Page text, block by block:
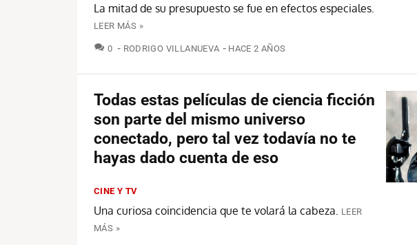
La mitad de su presupuesto se fue en efectos especiales.
LEER MÁS »
0 COMENTARIOS
RODRIGO VILLANUEVA HACE 2 AÑOS
Todas estas películas de ciencia ficción
son parte del mismo universo
conectado, pero tal vez todavía no te
hayas dado cuenta de eso
CINE Y TV
Una curiosa coincidencia que te volará la cabeza. LEER
MÁS »